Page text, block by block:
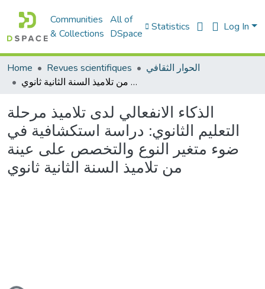
Communities
& Collections
All of
DSpace
Statistics Log In
Home Revues scientifiques
الحوار الثقافي
الذكاء الانفعالي لدى تلاميذ مرحلة التعليم الثانوي: دراسة استكشافية في ضوء متغير النوع والتخصص على عينة من تلاميذ السنة الثانية ثانوي
الذكاء الانفعالي لدى تلاميذ مرحلة
التعليم الثانوي: دراسة استكشافية في
ضوء متغير النوع والتخصص على عينة
من تلاميذ السنة الثانية ثانوي